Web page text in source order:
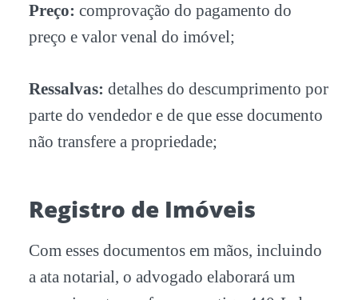
Preço: comprovação do pagamento do
preço e valor venal do imóvel;
Ressalvas: detalhes do descumprimento por
parte do vendedor e de que esse documento
não transfere a propriedade;
Registro de Imóveis
Com esses documentos em mãos, incluindo
a ata notarial, o advogado elaborará um